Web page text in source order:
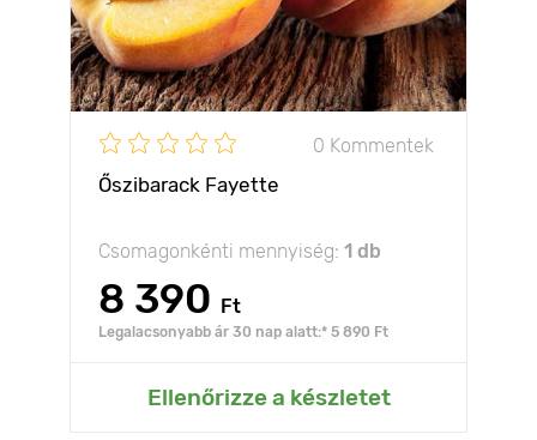
0 Kommentek
Őszibarack Fayette
Csomagonkénti mennyiség: 1 db
8 390 Ft
Legalacsonyabb ár 30 nap alatt:* 5 890 Ft
Ellenőrizze a készletet